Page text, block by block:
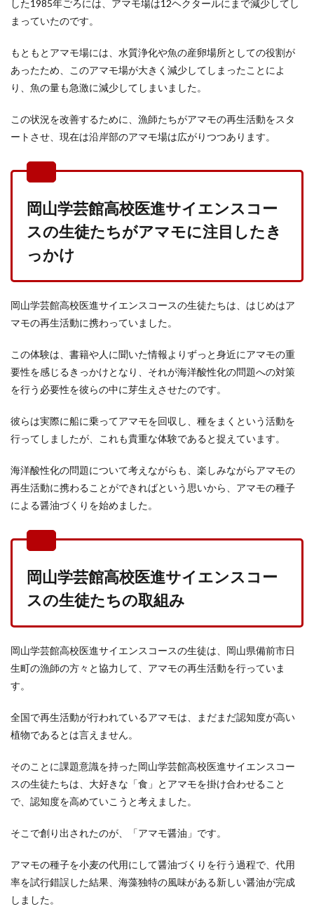
した1985年ごろには、アマモ場は12ヘクタールにまで減少してし
まっていたのです。
もともとアマモ場には、水質浄化や魚の産卵場所としての役割が
あったため、このアマモ場が大きく減少してしまったことによ
り、魚の量も急激に減少してしまいました。
この状況を改善するために、漁師たちがアマモの再生活動をスタ
ートさせ、現在は沿岸部のアマモ場は広がりつつあります。
岡山学芸館高校医進サイエンスコー
スの生徒たちがアマモに注目したき
っかけ
岡山学芸館高校医進サイエンスコースの生徒たちは、はじめはア
マモの再生活動に携わっていました。
この体験は、書籍や人に聞いた情報よりずっと身近にアマモの重
要性を感じるきっかけとなり、それが海洋酸性化の問題への対策
を行う必要性を彼らの中に芽生えさせたのです。
彼らは実際に船に乗ってアマモを回収し、種をまくという活動を
行ってしましたが、これも貴重な体験であると捉えています。
海洋酸性化の問題について考えながらも、楽しみながらアマモの
再生活動に携わることができればという思いから、アマモの種子
による醤油づくりを始めました。
岡山学芸館高校医進サイエンスコー
スの生徒たちの取組み
岡山学芸館高校医進サイエンスコースの生徒は、岡山県備前市日
生町の漁師の方々と協力して、アマモの再生活動を行っていま
す。
全国で再生活動が行われているアマモは、まだまだ認知度が高い
植物であるとは言えません。
そのことに課題意識を持った岡山学芸館高校医進サイエンスコー
スの生徒たちは、大好きな「食」とアマモを掛け合わせること
で、認知度を高めていこうと考えました。
そこで創り出されたのが、「アマモ醤油」です。
アマモの種子を小麦の代用にして醤油づくりを行う過程で、代用
率を試行錯誤した結果、海藻独特の風味がある新しい醤油が完成
しました。